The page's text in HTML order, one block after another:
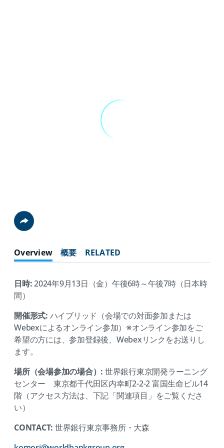
Share
Overview 概要 RELATED
日時:2024年9月13日（金）午後6時～午後7時（日本時
間）
開催形式: ハイブリッド（会場での対面参加または
Webexによるオンライン参加）※オンライン参加をご
希望の方には、参加登録後、Webexリンクをお送りし
ます。
場所（会場参加の場合）: 世界銀行東京開発ラーニング
センター 東京都千代田区内幸町2-2-2 富国生命ビル14
階（アクセス方法は、下記「関連項目」をご覧くださ
い）
CONTACT: 世界銀行東京事務所・大森